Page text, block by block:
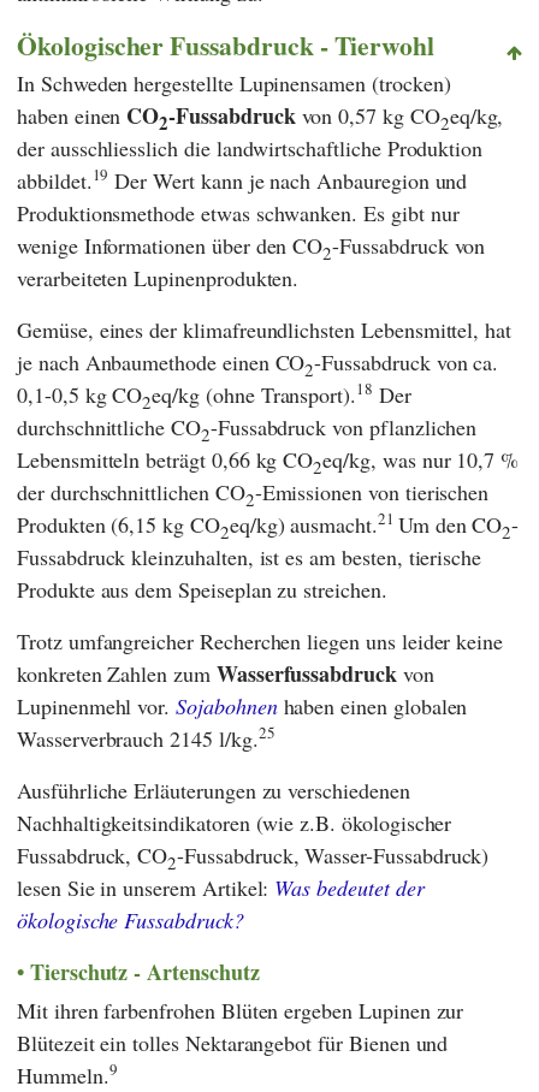
Ökologischer Fussabdruck - Tierwohl
In Schweden hergestellte Lupinensamen (trocken)
haben einen CO2-Fussabdruck von 0,57 kg CO2eq/kg,
der ausschliesslich die landwirtschaftliche Produktion
abbildet.19 Der Wert kann je nach Anbauregion und
Produktionsmethode etwas schwanken. Es gibt nur
wenige Informationen über den CO2-Fussabdruck von
verarbeiteten Lupinenprodukten.
Gemüse, eines der klimafreundlichsten Lebensmittel, hat
je nach Anbaumethode einen CO2-Fussabdruck von ca.
0,1-0,5 kg CO2eq/kg (ohne Transport).18 Der
durchschnittliche CO2-Fussabdruck von pflanzlichen
Lebensmitteln beträgt 0,66 kg CO2eq/kg, was nur 10,7 %
der durchschnittlichen CO2-Emissionen von tierischen
Produkten (6,15 kg CO2eq/kg) ausmacht.21 Um den CO2-
Fussabdruck kleinzuhalten, ist es am besten, tierische
Produkte aus dem Speiseplan zu streichen.
Trotz umfangreicher Recherchen liegen uns leider keine
konkreten Zahlen zum Wasserfussabdruckvon
Lupinenmehl vor.Sojabohnenhaben einen globalen
Wasserverbrauch 2145 l/kg.25
Ausführliche Erläuterungen zu verschiedenen
Nachhaltigkeitsindikatoren (wie z.B. ökologischer
Fussabdruck, CO2-Fussabdruck, Wasser-Fussabdruck)
lesen Sie in unserem Artikel: Was bedeutet der
ökologische Fussabdruck?
Tierschutz - Artenschutz
Mit ihren farbenfrohen Blüten ergeben Lupinen zur
Blütezeit ein tolles Nektarangebot für Bienen und
Hummeln.9